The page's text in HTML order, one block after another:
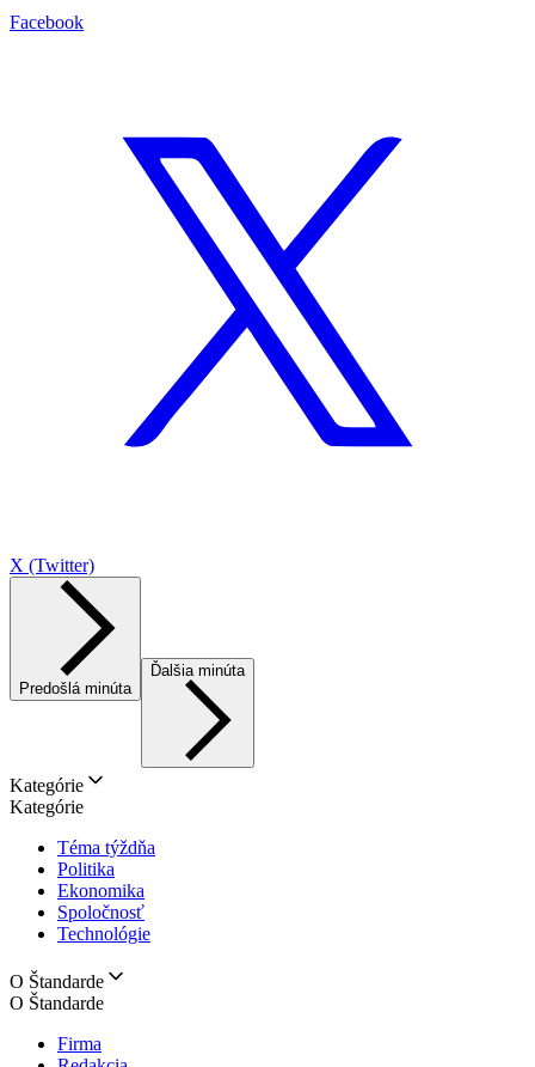
Facebook
X (Twitter)
Predošlá minúta
Ďalšia minúta
Kategórie
Kategórie
Téma týždňa
Politika
Ekonomika
Spoločnosť
Technológie
O Štandarde
O Štandarde
Firma